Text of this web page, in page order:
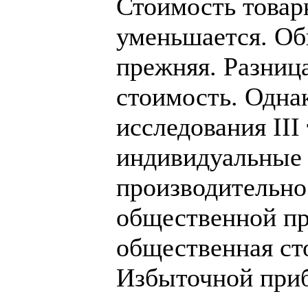
Стоимость
уменьшается.
прежняя.
стоимость.
исследования III
общественной
общественная
Избыточной